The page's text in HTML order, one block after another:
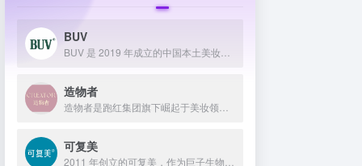
BUV
造物者
可复美